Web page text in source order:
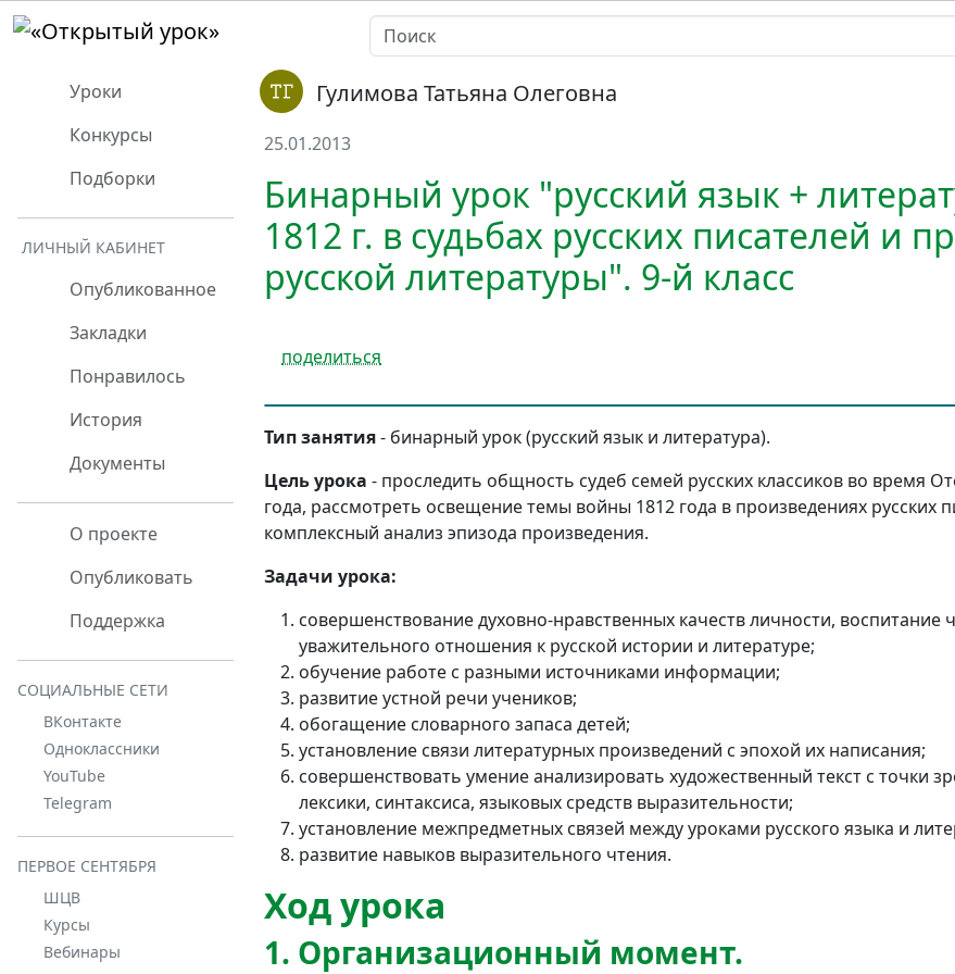
Уроки
Конкурсы
Подборки
ЛИЧНЫЙ КАБИНЕТ
Опубликованное
Закладки
Понравилось
История
Документы
О проекте
Опубликовать
Поддержка
СОЦИАЛЬНЫЕ СЕТИ
ВКонтакте
Одноклассники
YouTube
Telegram
ПЕРВОЕ СЕНТЯБРЯ
ШЦВ
Курсы
Вебинары
Гулимова Татьяна Олеговна
25.01.2013
Бинарный урок "русский язык +
1812 г. в судьбах русских писателей и
русской литературы". 9-й класс
поделиться
Тип занятия- бинарный урок (русский язык и литература).
Цель урока - проследить общность судеб семей русских классиков во время
года, рассмотреть освещение темы войны 1812 года в произведениях русских
комплексный анализ эпизода произведения.
Задачи урока:
совершенствование духовно-нравственных качеств личности, воспитание
уважительного отношения к русской истории и литературе;
обучение работе с разными источниками информации;
развитие устной речи учеников;
обогащение словарного запаса детей;
установление связи литературных произведений с эпохой их написания;
совершенствовать умение анализировать художественный текст с точки
лексики, синтаксиса, языковых средств выразительности;
установление межпредметных связей между уроками русского языка и
развитие навыков выразительного чтения.
Ход урока
1. Организационный момент.